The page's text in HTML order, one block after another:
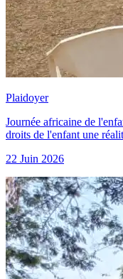
Plaidoyer
Journée africaine de
droits de l'enfant une
22 Juin 2026